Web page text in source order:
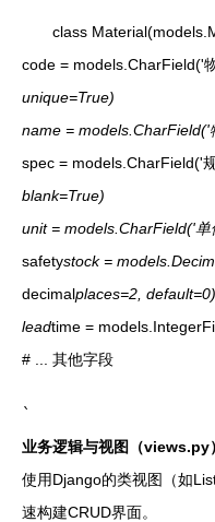
class
code = models.CharField('
unique=True)
name = models.CharField('
spec = models.CharField('
blank=True)
unit = models.CharField('单
safetystock =
decimalplaces=2, default=0)
leadtime =
# ... 其他字段
`
业务逻辑与视图（views.py）
使用Django的类视图（如
速构建CRUD界面。